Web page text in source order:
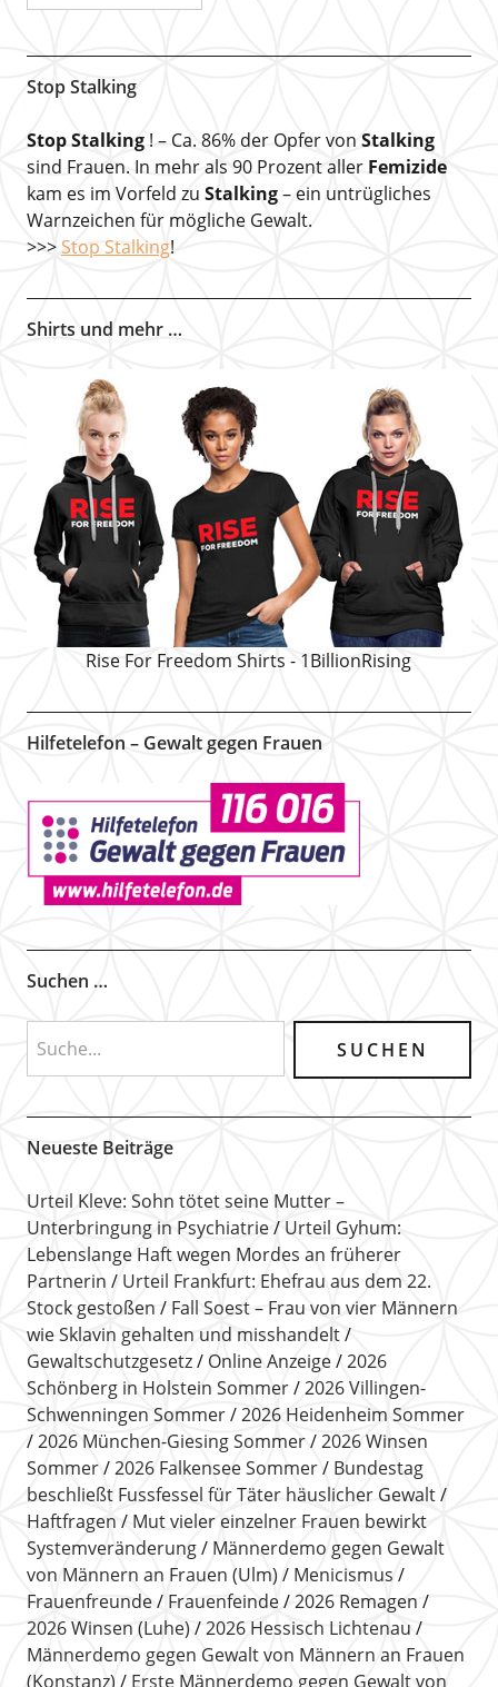
Stop Stalking
Stop Stalking! – Ca. 86% der Opfer von Stalking
sind Frauen. In mehr als 90 Prozent aller Femizide
kam es im Vorfeld zu Stalking– ein untrügliches
Warnzeichen für mögliche Gewalt.
>>>Stop Stalking!
Shirts und mehr …
Rise For Freedom Shirts - 1BillionRising
Hilfetelefon – Gewalt gegen Frauen
Suchen …
Neueste Beiträge
Urteil Kleve: Sohn tötet seine Mutter –
Unterbringung in Psychiatrie
Urteil Gyhum:
Lebenslange Haft wegen Mordes an früherer
Partnerin
Urteil Frankfurt: Ehefrau aus dem 22.
Stock gestoßen
Fall Soest – Frau von vier Männern
wie Sklavin gehalten und misshandelt
Gewaltschutzgesetz
Online Anzeige
2026
Schönberg in Holstein Sommer
2026 Villingen-
Schwenningen Sommer
2026 Heidenheim Sommer
2026 München-Giesing Sommer
2026 Winsen
Sommer
2026 Falkensee Sommer
Bundestag
beschließt Fussfessel für Täter häuslicher Gewalt
Haftfragen
Mut vieler einzelner Frauen bewirkt
Systemveränderung
Männerdemo gegen Gewalt
von Männern an Frauen (Ulm)
Menicismus
Frauenfreunde
Frauenfeinde
2026 Remagen
2026 Winsen (Luhe)
2026 Hessisch Lichtenau
Männerdemo gegen Gewalt von Männern an Frauen
(Konstanz)
Erste Männerdemo gegen Gewalt von